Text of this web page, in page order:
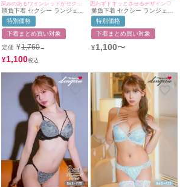
勝負下着 セクシー ランジェリ
ーヌーディーカラー×エレガン
トフラワーレースコードカップ
ブラジャー＆ダブルラインショ
ーツ2点セット
特別価格
下着まとめ買い対象
定価 ¥1,760→
¥1,100
思わずドキッとさせるデザイン♡
勝負下着 セクシー ランジェリ
ー アイラッシュレース レイヤ
ード フロントカットアウト 脇
高 ワイヤー ブラジャー ショー
ツ 2点セット
特別価格
下着まとめ買い対象
¥1,100〜